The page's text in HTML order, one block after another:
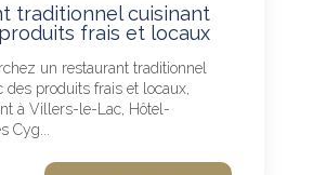
traditionnel cuisinant
frais et locaux
un restaurant traditionnel
des produits frais et locaux,
à Villers-le-Lac, Hôtel-
Cyg...